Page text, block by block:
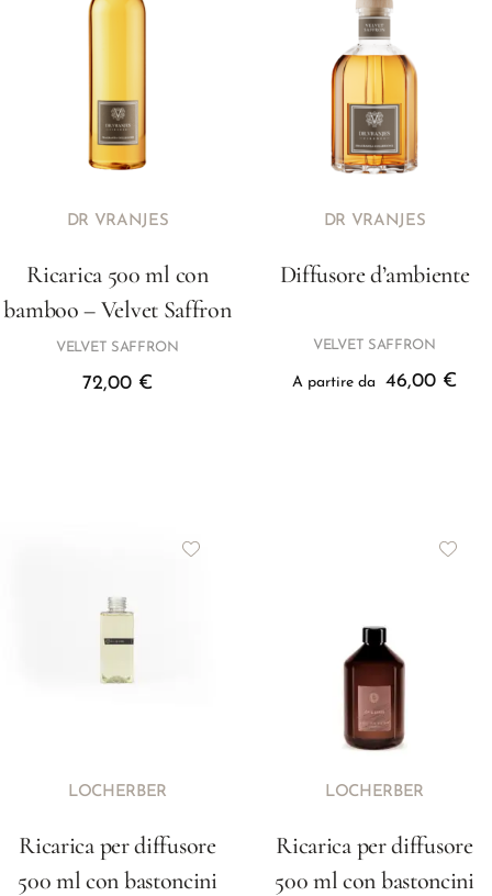
DR VRANJES
Ricarica 500 ml con
bamboo – Velvet Saffron
VELVET SAFFRON
72,00 €
DR VRANJES
Diffusore d’ambiente
VELVET SAFFRON
A partire da 46,00 €
LOCHERBER
Ricarica per diffusore
500 ml con bastoncini
LOCHERBER
Ricarica per diffusore
500 ml con bastoncini